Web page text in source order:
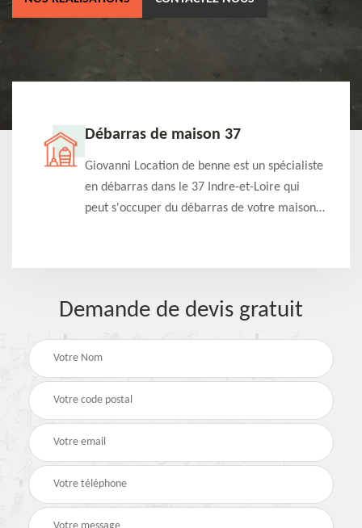
Débarras de maison 37
Giovanni Location de benne est un spécialiste
en débarras dans le 37 Indre-et-Loire qui
peut s'occuper du débarras de votre maison
Demande de devis gratuit